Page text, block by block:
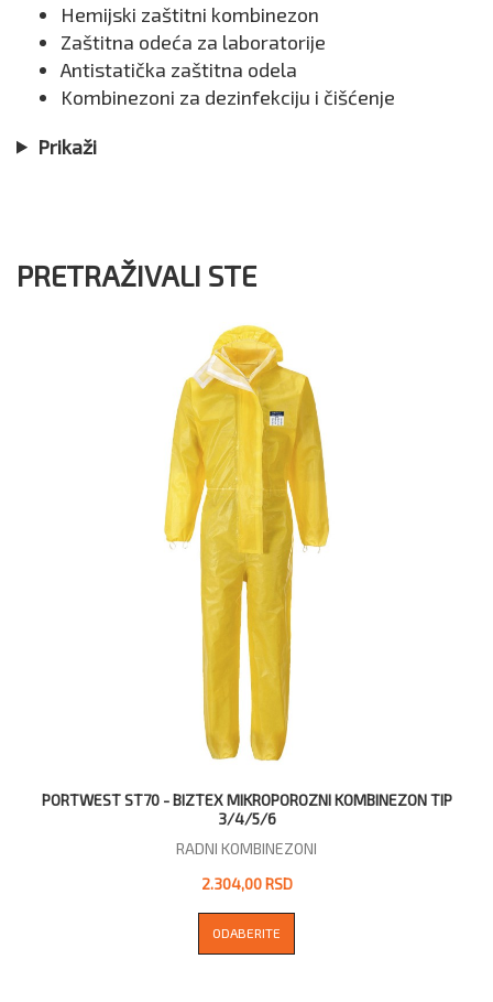
Hemijski zaštitni kombinezon
Zaštitna odeća za laboratorije
Antistatička zaštitna odela
Kombinezoni za dezinfekciju i čišćenje
Prikaži
PRETRAŽIVALI STE
PORTWEST ST70 - BIZTEX MIKROPOROZNI KOMBINEZON TIP
3/4/5/6
RADNI KOMBINEZONI
2.304,00 RSD
ODABERITE